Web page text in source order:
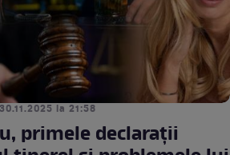
la 21:58
primele declarații